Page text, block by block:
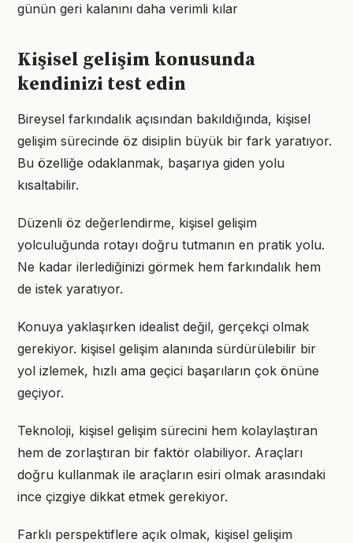
günün geri kalanını daha verimli kılar
Kişisel gelişim konusunda
kendinizi test edin
Bireysel farkındalık açısından bakıldığında, kişisel
gelişim sürecinde öz disiplin büyük bir fark yaratıyor.
Bu özelliğe odaklanmak, başarıya giden yolu
kısaltabilir.
Düzenli öz değerlendirme, kişisel gelişim
yolculuğunda rotayı doğru tutmanın en pratik yolu.
Ne kadar ilerlediğinizi görmek hem farkındalık hem
de istek yaratıyor.
Konuya yaklaşırken idealist değil, gerçekçi olmak
gerekiyor. kişisel gelişim alanında sürdürülebilir bir
yol izlemek, hızlı ama geçici başarıların çok önüne
geçiyor.
Teknoloji, kişisel gelişim sürecini hem kolaylaştıran
hem de zorlaştıran bir faktör olabiliyor. Araçları
doğru kullanmak ile araçların esiri olmak arasındaki
ince çizgiye dikkat etmek gerekiyor.
Farklı perspektiflere açık olmak, kişisel gelişim